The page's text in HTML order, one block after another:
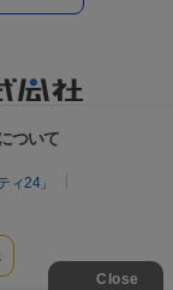
ついて
ィ24」